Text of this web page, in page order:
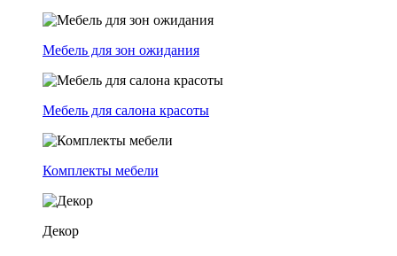
Мебель для зон ожидания
Мебель для салона красоты
Комплекты мебели
Декор